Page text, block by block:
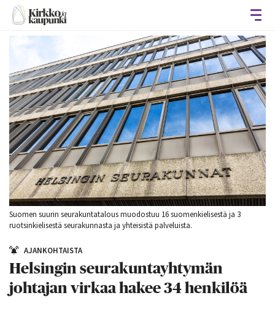
Suomen suurin seurakuntatalous muodostuu 16 suomenkielisestä ja 3
ruotsinkielisestä seurakunnasta ja yhteisistä palveluista.
AJANKOHTAISTA
Helsingin seurakuntayhtymän
johtajan virkaa hakee 34 henkilöä